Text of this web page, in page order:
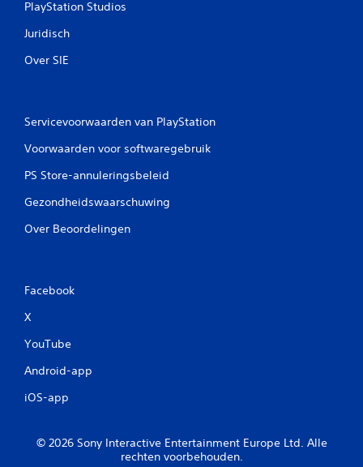
PlayStation Studios
Juridisch
Over SIE
Servicevoorwaarden van PlayStation
Voorwaarden voor softwaregebruik
PS Store-annuleringsbeleid
Gezondheidswaarschuwing
Over Beoordelingen
Facebook
X
YouTube
Android-app
iOS-app
© 2026 Sony Interactive Entertainment Europe Ltd. Alle
rechten voorbehouden.